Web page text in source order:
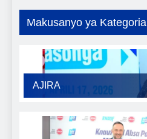
Makusanyo ya Kategoria
AJIRA